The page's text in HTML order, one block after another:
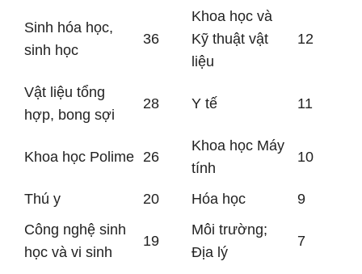
Sinh hóa học,
sinh học
36
Khoa học và
Kỹ thuật vật
liệu
12
Vật liệu tổng
hợp, bong sợi
28 Y tế 11
Khoa học Polime 26
Khoa học Máy
tính
10
Thú y 20 Hóa học
9
Công nghệ sinh
học và vi sinh
19
Môi trường;
Địa lý
7